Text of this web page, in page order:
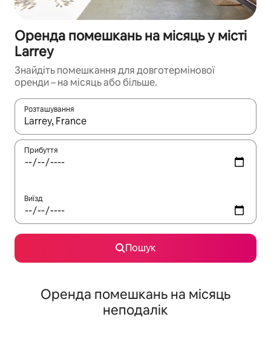
Оренда помешкань на місяць у місті
Larrey
Знайдіть помешкання для довготермінової
оренди – на місяць або більше.
Розташування
Отримавши результати пошуку, використовуйте для
Прибуття
Виїзд
Пошук
Оренда помешкань на місяць
неподалік